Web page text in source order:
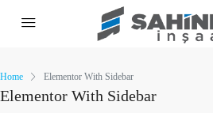
Home Elementor With Sidebar
Elementor With Sidebar